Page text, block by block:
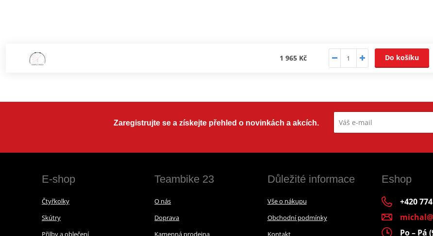
1 965 Kč Do košíku
Zaregistrujte se a získejte přehled o novinkách a akcích.
E-shop
Čtyřkolky
Skútry
Přilby a oblečení
Teambike 23
O nás
Doprava
Kamenná prodejna
Důležité informace
Vše o nákupu
Obchodní podmínky
Kontakt
Eshop
+420
Po – Pá